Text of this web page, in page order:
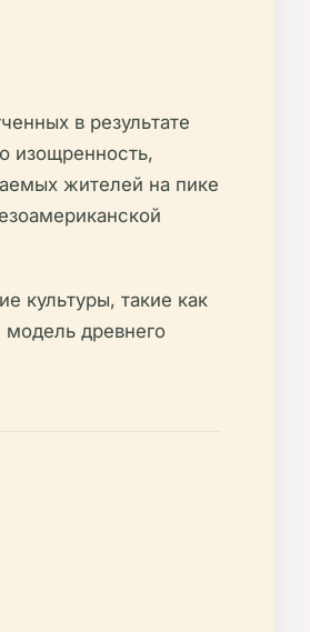
в результате
изощренность,
жителей на пике
культуры, такие как
древнего